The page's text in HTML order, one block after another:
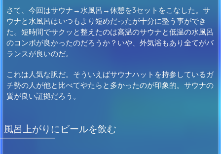
さて、今回はサウナ→水風呂→休憩を3セットをこなした。サ
ウナと水風呂はいつもより短めだったが十分に整う事ができ
た。短時間でサクッと整えたのは高温のサウナと低温の水風呂
のコンボが良かったのだろうか？いや、外気浴もあり全てがバ
ランスが良いのだ。
これは人気な訳だ。そういえばサウナハットを持参しているガ
チ勢の人が他と比べてやたらと多かったのが印象的。サウナの
質が良い証拠だろう。
風呂上がりにビールを飲む